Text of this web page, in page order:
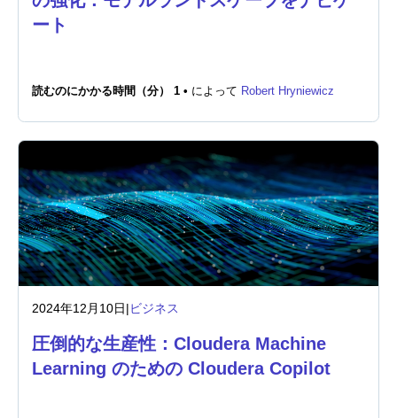
ート
読むのにかかる時間（分） 1 • によって Robert Hryniewicz
2024年12月10日|ビジネス
圧倒的な生産性：Cloudera Machine
Learning のための Cloudera Copilot